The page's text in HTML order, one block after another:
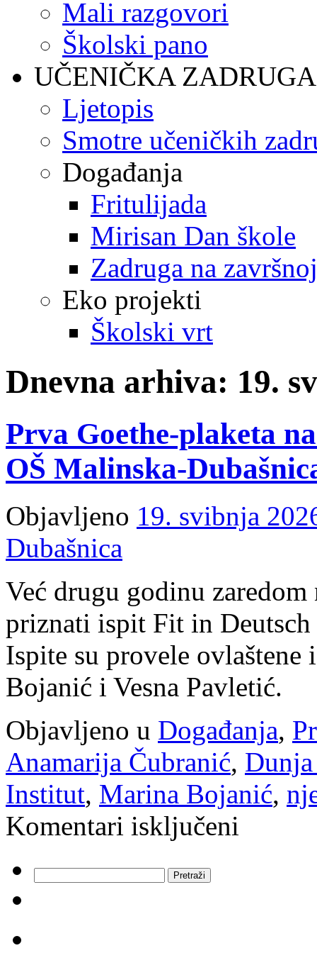
Mali razgovori
Školski pano
UČENIČKA ZADRUGA
Ljetopis
Smotre učeničkih
Događanja
Fritulijada
Mirisan Dan škole
Zadruga na
Eko projekti
Školski vrt
Dnevna arhiva: 19.
Prva Goethe-plaketa
OŠ Malinska-
Objavljeno 19. svibnja
Dubašnica
Već drugu godinu
priznati ispit Fit in
Ispite su provele
Bojanić i Vesna Pavletić.
Objavljeno u Događanja,
Anamarija Čubranić,
Institut, Marina Bojanić,
Komentari isključeni